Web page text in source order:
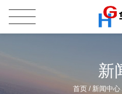
新
首页 / 新闻中心